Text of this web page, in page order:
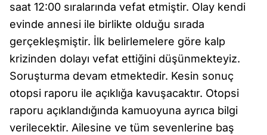
saat 12:00 sıralarında vefat etmiştir. Olay kendi
evinde annesi ile birlikte olduğu sırada
gerçekleşmiştir. İlk belirlemelere göre kalp
krizinden dolayı vefat ettiğini düşünmekteyiz.
Soruşturma devam etmektedir. Kesin sonuç
otopsi raporu ile açıklığa kavuşacaktır. Otopsi
raporu açıklandığında kamuoyuna ayrıca bilgi
verilecektir. Ailesine ve tüm sevenlerine baş